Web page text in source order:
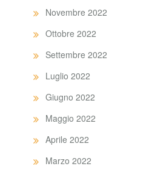
Novembre 2022
Ottobre 2022
Settembre 2022
Luglio 2022
Giugno 2022
Maggio 2022
Aprile 2022
Marzo 2022